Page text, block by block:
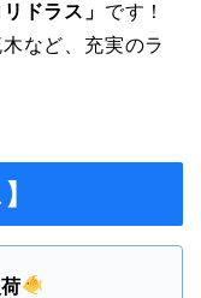
リドラス」 です！
など、充実のラ